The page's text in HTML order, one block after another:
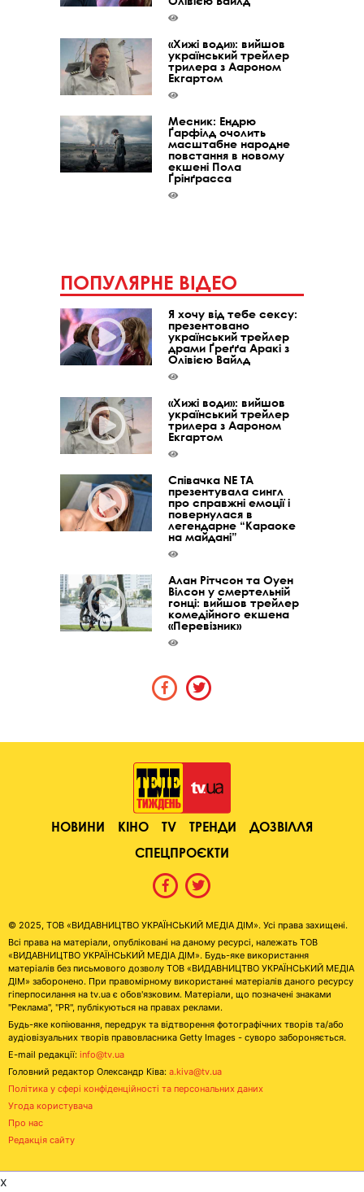
«Хижі води»: вийшов
український трейлер
трилера з Аароном
Екгартом
Месник: Ендрю
Ґарфілд очолить
масштабне народне
повстання в новому
екшені Пола
Ґрінґрасса
ПОПУЛЯРНЕ ВІДЕО
Я хочу від тебе сексу:
презентовано
український трейлер
драми Ґреґґа Аракі з
Олівією Вайлд
«Хижі води»: вийшов
український трейлер
трилера з Аароном
Екгартом
Співачка NE TA
презентувала сингл
про справжні емоції і
повернулася в
легендарне “Караоке
на майдані”
Алан Рітчсон та Оуен
Вілсон у смертельній
гонці: вийшов трейлер
комедійного екшена
«Перевізник»
НОВИНИ КІНО TV ТРЕНДИ
ДОЗВІЛЛЯ
СПЕЦПРОЄКТИ
© 2025, ТОВ «ВИДАВНИЦТВО УКРАЇНСЬКИЙ МЕДІА ДІМ». Усі права захищені.
Всі права на матеріали, опубліковані на даному ресурсі, належать ТОВ
«ВИДАВНИЦТВО УКРАЇНСЬКИЙ МЕДІА ДІМ». Будь-яке використання
матеріалів без письмового дозволу ТОВ «ВИДАВНИЦТВО УКРАЇНСЬКИЙ МЕДІА
ДІМ» заборонено. При правомірному використанні матеріалів даного ресурсу
гіперпосилання на tv.ua є обов'язковим. Матеріали, що позначені знаками
"Реклама", "PR", публікуються на правах реклами.
Будь-яке копіювання, передрук та відтворення фотографічних творів та/або
аудіовізуальних творів правовласника Getty Images - суворо забороняється.
E-mail редакції: info@tv.ua
Головний редактор Олександр Ківа: a.kiva@tv.ua
Політика у сфері конфіденційності та персональних даних
Угода користувача
Про нас
Редакція сайту
x